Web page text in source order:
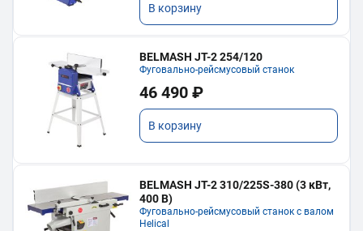
В корзину
BELMASH JT-2 254/120
Фуговально-рейсмусовый станок
46 490 ₽
В корзину
BELMASH JT-2 310/225S-380 (3 кВт,
400 В)
Фуговально-рейсмусовый станок с валом
Helical